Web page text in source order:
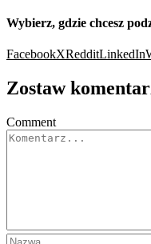
Wybierz, gdzie chcesz
FacebookXRedditLinkedIn
Zostaw
Comment